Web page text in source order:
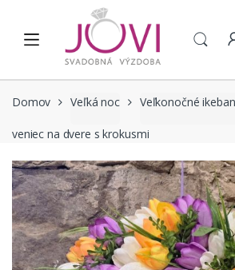
Domov Veľká noc Veľkonočné
veniec na dvere s krokusmi